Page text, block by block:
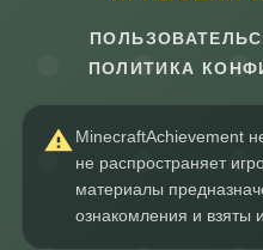
ПОЛИТИКА
MinecraftAchievement
не распространяет
материалы
ознакомления и взяты